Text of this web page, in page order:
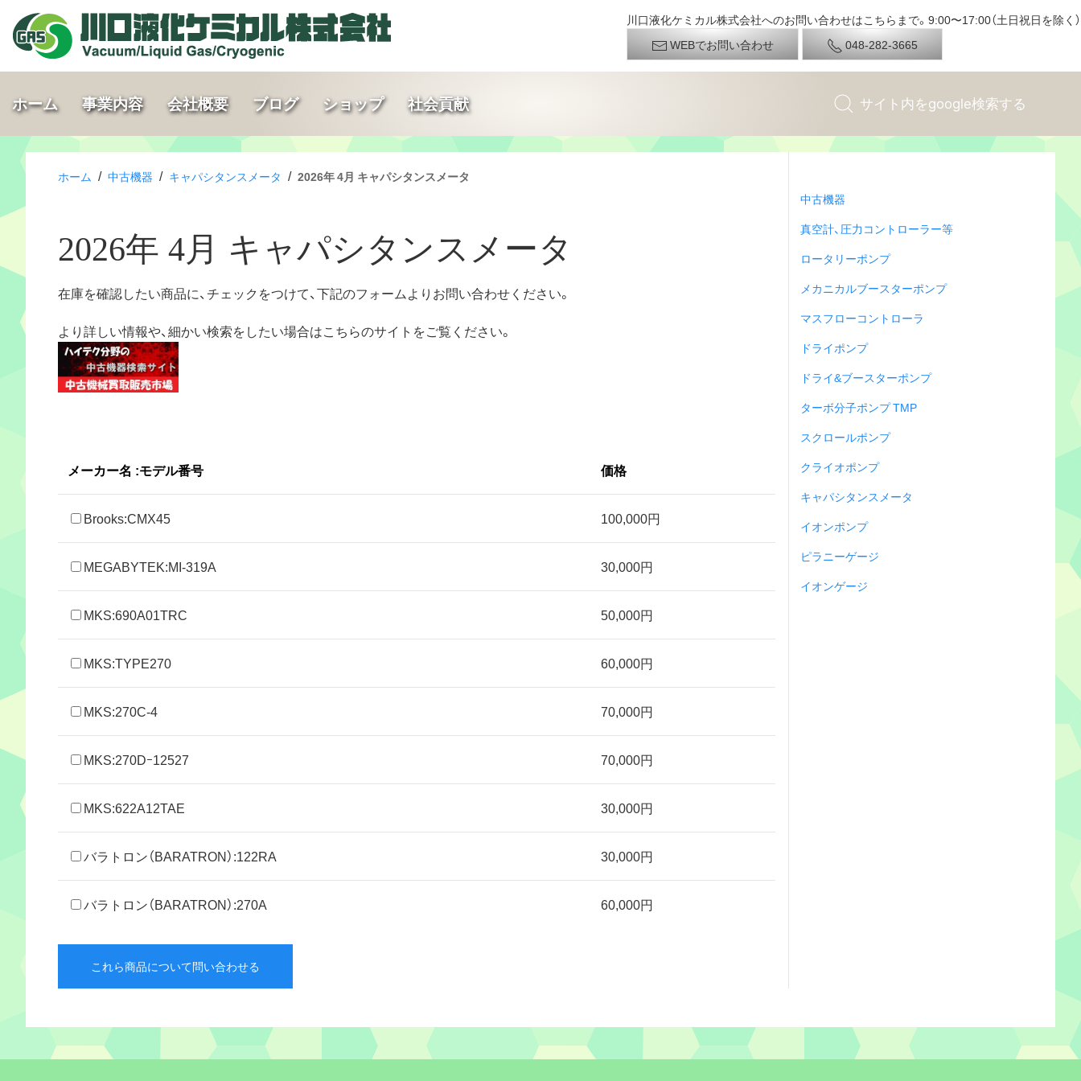
川口液化ケミカル株式会社へのお問い合わせはこちらまで。9:00〜17:00（土日祝日を除く）
WEBでお問い合わせ
048-282-3665
ホーム 事業内容 会社概要 ブログ ショップ 社会貢献
ホーム / 中古機器 / キャパシタンスメータ / 2026年 4月 キャパシタンスメータ
2026年 4月 キャパシタンスメータ
在庫を確認したい商品に、チェックをつけて、下記のフォームよりお問い合わせください。
より詳しい情報や、細かい検索をしたい場合はこちらのサイトをご覧ください。
メーカー名 :モデル番号 価格
Brooks:CMX45 100,000円
MEGABYTEK:MI-319A 30,000円
MKS:690A01TRC 50,000円
MKS:TYPE270 60,000円
MKS:270C-4 70,000円
MKS:270Dｰ12527 70,000円
MKS:622A12TAE 30,000円
バラトロン（BARATRON）:122RA 30,000円
バラトロン（BARATRON）:270A 60,000円
これら商品について問い合わせる
中古機器
真空計、圧力コントローラー等
ロータリーポンプ
メカニカルブースターポンプ
マスフローコントローラ
ドライポンプ
ドライ&ブースターポンプ
ターボ分子ポンプ TMP
スクロールポンプ
クライオポンプ
キャパシタンスメータ
イオンポンプ
ピラニーゲージ
イオンゲージ